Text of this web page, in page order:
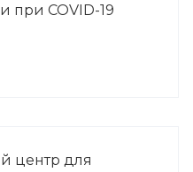
при COVID-19
центр для